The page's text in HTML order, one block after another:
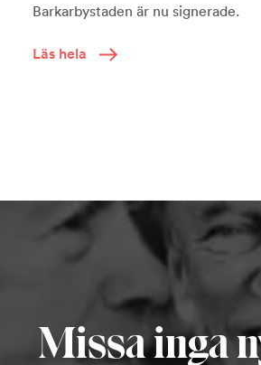
Barkarbystaden är nu signerade.
Läs hela
Missa inga